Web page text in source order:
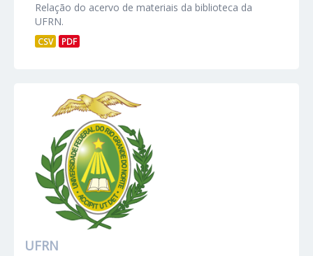
Relação do acervo de materiais da biblioteca da
UFRN.
CSV PDF
UFRN